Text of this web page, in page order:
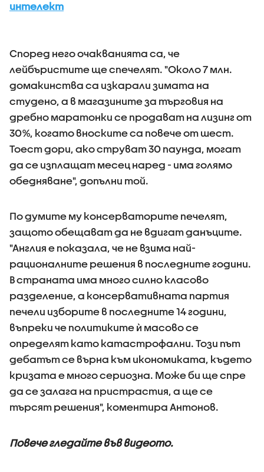
интелект
Според него очакванията са, че
лейбъристите ще спечелят. "Около 7 млн.
домакинства са изкарали зимата на
студено, а в магазините за търговия на
дребно маратонки се продават на лизинг от
30%, когато вноските са повече от шест.
Тоест дори, ако струват 30 паунда, могат
да се изплащат месец наред - има голямо
обедняване", допълни той.
По думите му консерваторите печелят,
защото обещават да не вдигат данъците.
"Англия е показала, че не взима най-
рационалните решения в последните години.
В страната има много силно класово
разделение, а консервативната партия
печели изборите в последните 14 години,
въпреки че политиките ѝ масово се
определят като катастрофални. Този път
дебатът се върна към икономиката, където
кризата е много сериозна. Може би ще спре
да се залага на пристрастия, а ще се
търсят решения", коментира Антонов.
Повече гледайте във видеото.